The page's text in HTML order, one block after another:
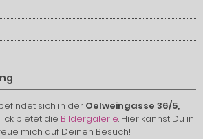
sich in der Oelweingasse 36/5,
bietet die Bildergalerie. Hier kannst Du in
mich auf Deinen Besuch!